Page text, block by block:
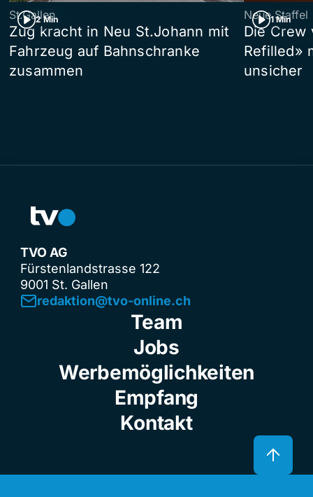
2 Min
St.Gallen
Zug kracht in Neu St.Johann mit
Fahrzeug auf Bahnschranke
zusammen
1 Min
Neue Staffel
Die Crew
Refilled»
unsicher
TVO AG
Fürstenlandstrasse 122
9001 St. Gallen
redaktion@tvo-online.ch
Team
Jobs
Werbemöglichkeiten
Empfang
Kontakt